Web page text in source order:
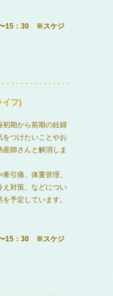
15：30 ※スケジ
イフ)
初期から前期の妊婦
をつけたいことやお
産師さんと解消しま
引痛、体重管理、
え対策、などについ
予定しています。
15：30 ※スケジ